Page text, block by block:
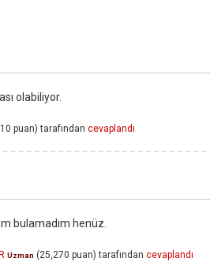
olabiliyor.
puan) tarafından cevaplandı
bulamadım henüz.
Uzman (25,270 puan) tarafından cevaplandı